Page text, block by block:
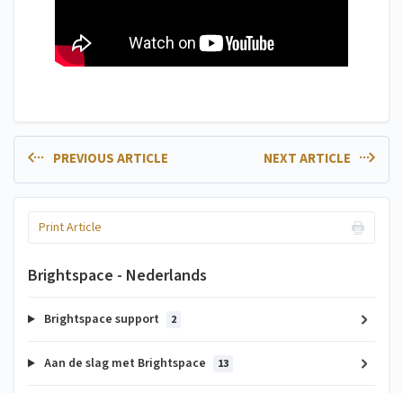
PREVIOUS ARTICLE NEXT ARTICLE
Print Article
Brightspace - Nederlands
Brightspace support 2
Aan de slag met Brightspace 13